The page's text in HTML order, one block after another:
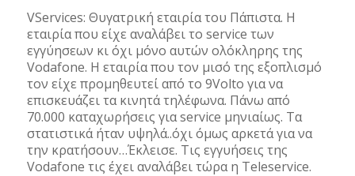
VServices: Θυγατρική εταιρία του Πάπιστα. Η
εταιρία που είχε αναλάβει το service των
εγγύησεων κι όχι μόνο αυτών ολόκληρης της
Vodafone. Η εταιρία που τον μισό της εξοπλισμό
τον είχε προμηθευτεί από το 9Volto για να
επισκευάζει τα κινητά τηλέφωνα. Πάνω από
70.000 καταχωρήσεις για service μηνιαίως. Τα
στατιστικά ήταν υψηλά..όχι όμως αρκετά για να
την κρατήσουν…Έκλεισε. Tις εγγυήσεις της
Vodafone τις έχει αναλάβει τώρα η Teleservice.